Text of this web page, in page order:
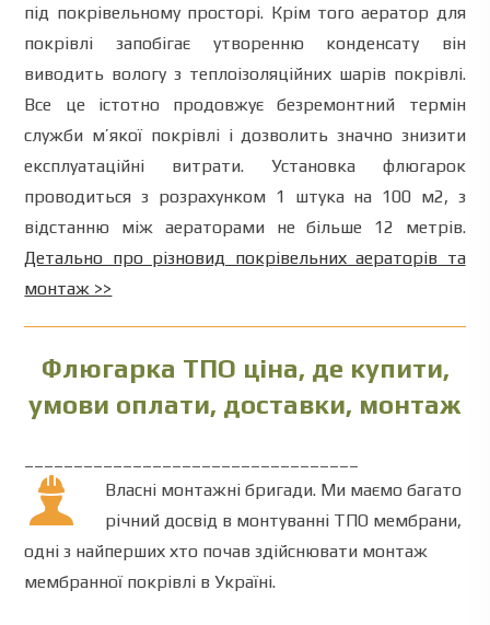
під покрівельному просторі. Крім того аератор для
покрівлі
запобігає утворенню конденсату
він
виводить вологу з теплоізоляційних шарів покрівлі.
Все
це істотно продовжує безремонтний
термін
служби м’якої покрівлі і дозволить значно знизити
експлуатаційні
витрати. Установка
флюгарок
проводиться з розрахунком 1 штука на 100 м2, з
відстанню
між аераторами не більше 12 метрів.
Детально про різновид покрівельних аераторів та
монтаж >>
Флюгарка ТПО ціна, де купити,
умови оплати, доставки, монтаж
Власні монтажні бригади. Ми маємо багато
річний досвід в монтуванні ТПО мембрани,
одні з найперших хто почав здійснювати монтаж
мембранної покрівлі в Україні.